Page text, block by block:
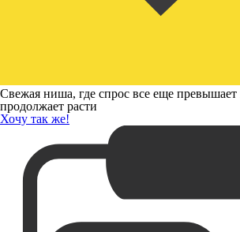
Свежая ниша, где спрос все еще
продолжает расти
Хочу так же!